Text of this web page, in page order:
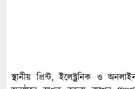
স্থানীয় প্রিন্ট, ইলেক্ট্রনিক ও